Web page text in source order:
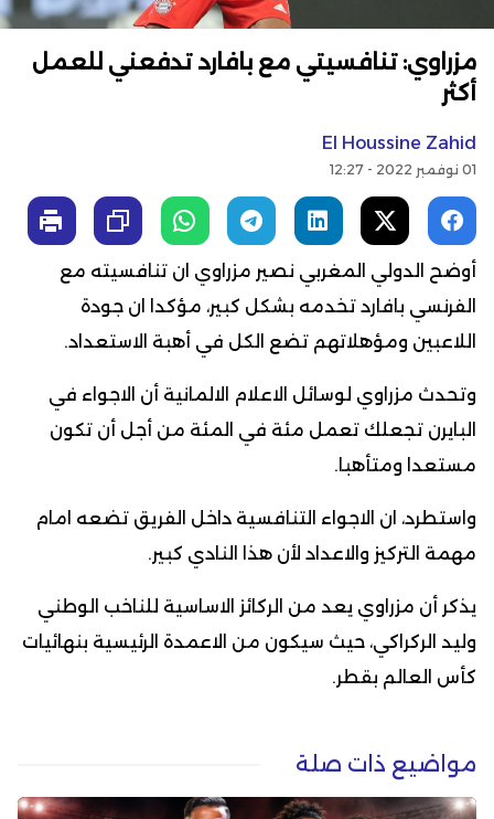
مزراوي: تنافسيتي مع بافارد تدفعني للعمل
أكثر
El Houssine Zahid
01 نوفمبر 2022 - 12:27
أوضح الدولي المغربي نصير مزراوي ان تنافسيته مع
الفرنسي بافارد تخدمه بشكل كبير، مؤكدا ان جودة
اللاعبين ومؤهلاتهم تضع الكل في أهبة الاستعداد.
وتحدث مزراوي لوسائل الاعلام الالمانية أن الاجواء في
البايرن تجعلك تعمل مئة في المئة من أجل أن تكون
مستعدا ومتأهبا.
واستطرد، ان الاجواء التنافسية داخل الفريق تضعه امام
مهمة التركيز والاعداد لأن هذا النادي كبير.
يذكر أن مزراوي يعد من الركائز الاساسية للناخب الوطني
وليد الركراكي، حيث سيكون من الاعمدة الرئيسية بنهائيات
كأس العالم بقطر.
مواضيع ذات صلة